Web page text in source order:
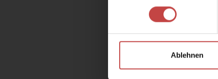
Ablehnen